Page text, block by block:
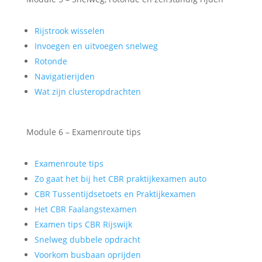
Rijstrook wisselen
Invoegen en uitvoegen snelweg
Rotonde
Navigatierijden
Wat zijn clusteropdrachten
Module 6 – Examenroute tips
Examenroute tips
Zo gaat het bij het CBR praktijkexamen auto
CBR Tussentijdsetoets en Praktijkexamen
Het CBR Faalangstexamen
Examen tips CBR Rijswijk
Snelweg dubbele opdracht
Voorkom busbaan oprijden